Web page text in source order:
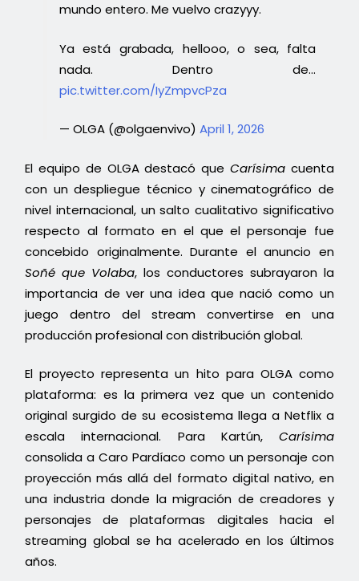
mundo entero. Me vuelvo crazyyy.
Ya está grabada, hellooo, o sea, falta
nada. Dentro de…
pic.twitter.com/IyZmpvcPza
— OLGA (@olgaenvivo) April 1, 2026
El equipo de OLGA destacó que Carísimacuenta
con un despliegue técnico y cinematográfico de
nivel internacional, un salto cualitativo significativo
respecto al formato en el que el personaje fue
concebido originalmente. Durante el anuncio en
Soñé que Volaba, los conductores subrayaron la
importancia de ver una idea que nació como un
juego dentro del stream convertirse en una
producción profesional con distribución global.
El proyecto representa un hito para OLGA como
plataforma: es la primera vez que un contenido
original surgido de su ecosistema llega a Netflix a
escala internacional. Para Kartún, Carísima
consolida a Caro Pardíaco como un personaje con
proyección más allá del formato digital nativo, en
una industria donde la migración de creadores y
personajes de plataformas digitales hacia el
streaming global se ha acelerado en los últimos
años.